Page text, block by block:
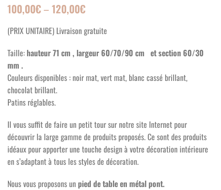
100,00€–120,00€
(PRIX UNITAIRE) Livraison gratuite
Taille: hauteur 71 cm , largeur 60/70/90 cm et section 60/30
mm .
Couleurs disponibles : noir mat, vert mat, blanc cassé brillant,
chocolat brillant.
Patins réglables.
Il vous suffit de faire un petit tour sur notre site Internet pour
découvrir la large gamme de produits proposés. Ce sont des produits
idéaux pour apporter une touche design à votre décoration intérieure
en s’adaptant à tous les styles de décoration.
Nous vous proposons unpied de table en métal pont.